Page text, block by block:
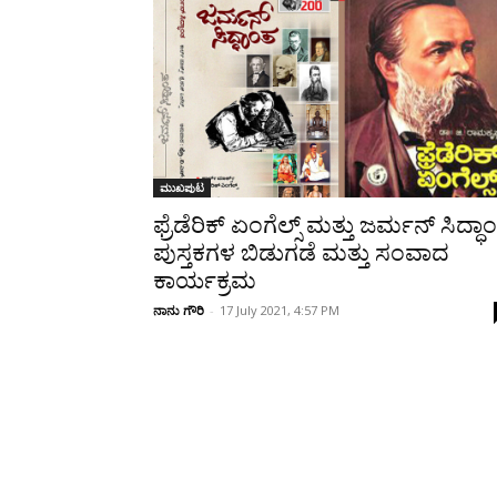
ಮುಖಪುಟ
ಫ್ರೆಡೆರಿಕ್ ಏಂಗೆಲ್ಸ್ ಮತ್ತು ಜರ್ಮನ್
ಪುಸ್ತಕಗಳ ಬಿಡುಗಡೆ ಮತ್ತು ಸಂವಾದ
ಕಾರ್ಯಕ್ರಮ
ನಾನು ಗೌರಿ - 17 July 2021, 4:57 PM